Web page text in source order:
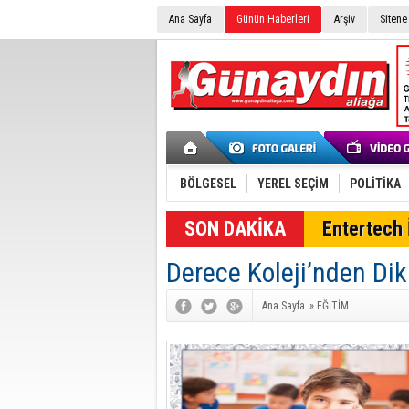
Ana Sayfa Günün Haberleri Arşiv
BÖLGESEL YEREL SEÇİM POLİTİKA
SON DAKİKA Entertech
Derece Koleji’nden
Ana Sayfa » EĞİTİM